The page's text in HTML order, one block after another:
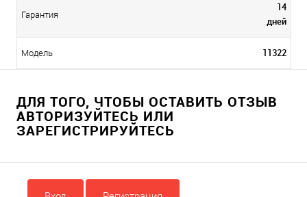
Гарантия
14
дней
Модель 11322
ДЛЯ ТОГО, ЧТОБЫ ОСТАВИТЬ ОТЗЫВ
АВТОРИЗУЙТЕСЬ ИЛИ
ЗАРЕГИСТРИРУЙТЕСЬ